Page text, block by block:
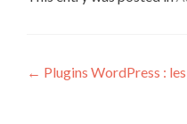
Post
← Plugins WordPress :